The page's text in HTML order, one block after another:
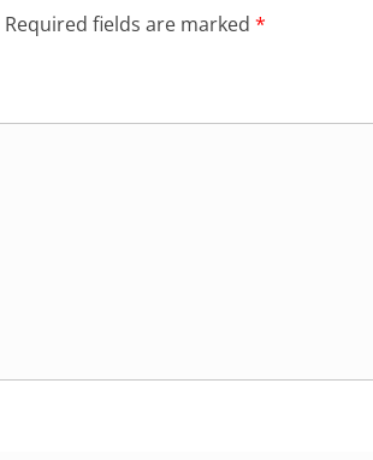
Required fields are marked *